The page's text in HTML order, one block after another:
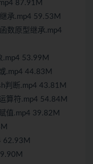
87.91M
承.mp4 59.53M
数原型继承.mp4
.mp4 53.99M
.mp4 44.83M
判断.mp4 43.81M
算符.mp4 54.84M
值.mp4 39.82M
62.93M